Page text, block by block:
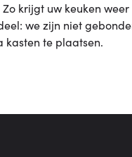
krijgt uw keuken
we zijn niet
kasten te plaatsen.